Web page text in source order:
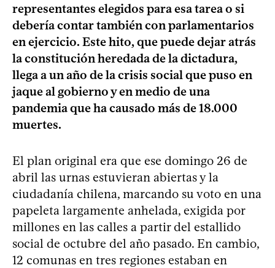
representantes elegidos para esa tarea o si
debería contar también con parlamentarios
en ejercicio. Este hito, que puede dejar atrás
la constitución heredada de la dictadura,
llega a un año de la crisis social que puso en
jaque al gobierno y en medio de una
pandemia que ha causado más de 18.000
muertes.
El plan original era que ese domingo 26 de
abril las urnas estuvieran abiertas y la
ciudadanía chilena, marcando su voto en una
papeleta largamente anhelada, exigida por
millones en las calles a partir del estallido
social de octubre del año pasado. En cambio,
12 comunas en tres regiones estaban en